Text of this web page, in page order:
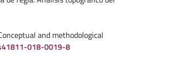
and methodological
018-0019-8